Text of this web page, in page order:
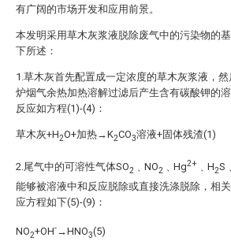
有广阔的市场开发和应用前景。
本发明采用草木灰浆液脱除废气中的污染物的
下所述：
1.草木灰首先配置成一定浓度的草木灰浆液，
炉烟气余热加热溶解过滤后产生含有碳酸钾的
反应如方程(1)-(4)：
草木灰+H2O+加热→K2CO3溶液+固体残渣(1)
2.尾气中的可溶性气体SO2 ﹑NO2 ﹑Hg2+ ﹑H2
能够被溶液中和反应脱除或直接洗涤脱除，相
应方程如下(5)-(9)：
NO2+OH-→HNO3(5)